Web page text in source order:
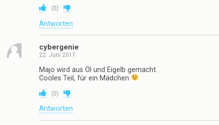
(0)
Antworten
cybergenie
22. Juni 2011
Majo wird aus Öl und Eigelb gemacht.
Cooles Teil, für ein Mädchen
(0)
Antworten